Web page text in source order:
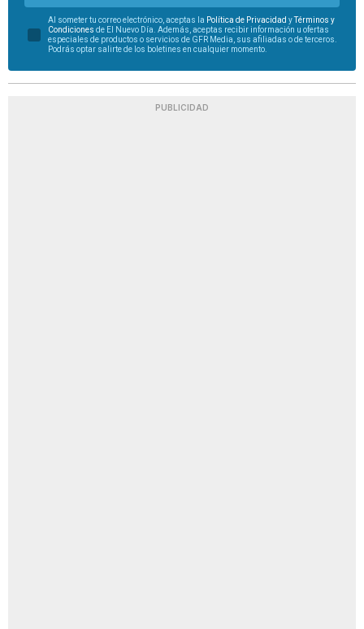
Al someter tu correo electrónico, aceptas la Política de Privacidad yTérminos y
Condiciones de El Nuevo Día. Además, aceptas recibir información u ofertas
especiales de productos o servicios de GFR Media, sus afiliadas o de terceros.
Podrás optar salirte de los boletines en cualquier momento.
PUBLICIDAD